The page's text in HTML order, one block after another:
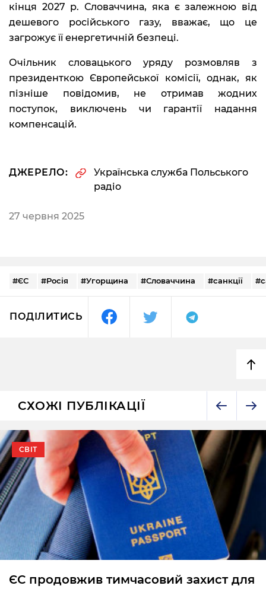
кінця 2027 р. Словаччина, яка є залежною від
дешевого російського газу, вважає, що це
загрожує її енергетичній безпеці.
Очільник словацького уряду розмовляв з
президенткою Європейської комісії, однак, як
пізніше повідомив, не отримав жодних
поступок, виключень чи гарантії надання
компенсацій.
ДЖЕРЕЛО:
Українська служба Польського
радіо
27 червня 2025
#ЄС #Росія #Угорщина #Словаччина #санкції
ПОДІЛИТИСЬ
СХОЖІ ПУБЛІКАЦІЇ
СВІТ
ЄС продовжив тимчасовий захист для